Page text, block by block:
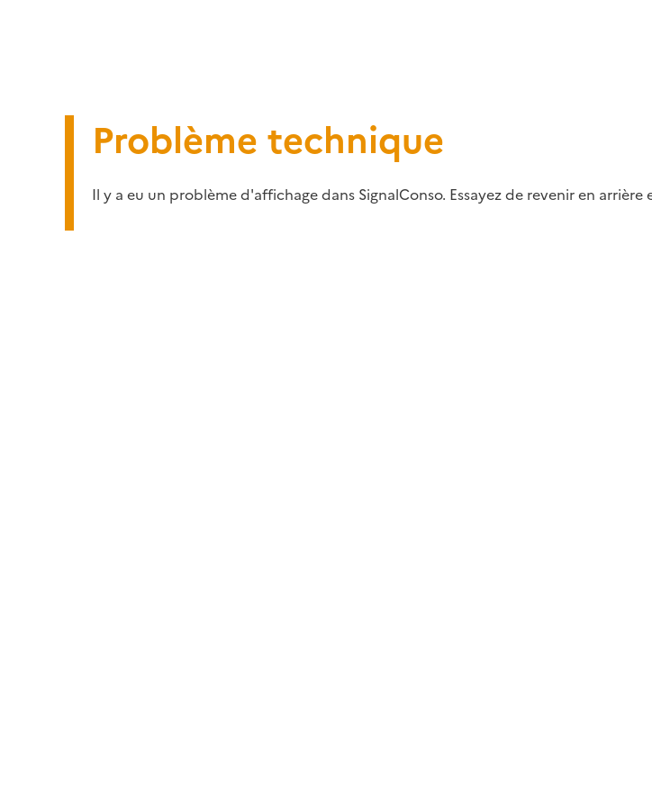
Problème technique
Il y a eu un problème d'affichage dans SignalConso. Essayez de revenir en